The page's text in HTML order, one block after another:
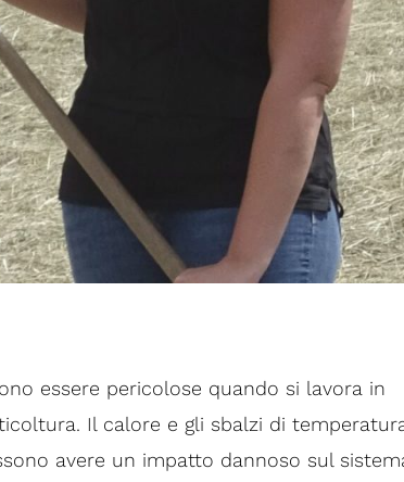
essere pericolose quando si lavora in
Il calore e gli sbalzi di
avere un impatto dannoso sul